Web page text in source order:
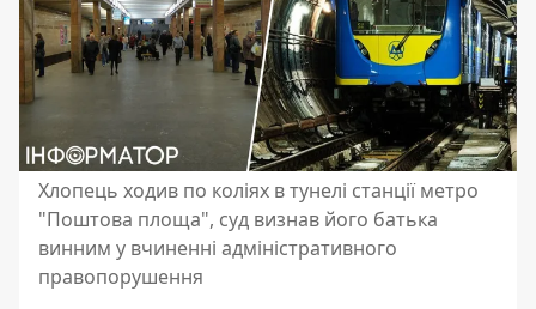
Хлопець ходив по коліях в тунелі станції метро
"Поштова площа", суд визнав його батька
винним у вчиненні адміністративного
правопорушення